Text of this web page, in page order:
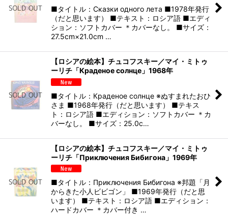
■タイトル：Сказки одного лета ■1978年発行
（だと思います） ■テキスト：ロシア語 ■エディ
ション：ソフトカバー ＊カバーなし。 ■サイズ：
27.5cm×21.0cm …
【ロシアの絵本】チュコフスキー／マイ・ミトゥ
ーリチ「Краденое солнце」1968年
■タイトル：Краденое солнце ※ぬすまれたおひ
さま ■1968年発行（だと思います） ■テキス
ト：ロシア語 ■エディション：ソフトカバー ＊カ
バーなし。 ■サイズ：25.0c…
【ロシアの絵本】チュコフスキー／マイ・ミトゥ
ーリチ「Приключения Бибигона」1969年
■タイトル：Приключения Бибигона ※邦題「月
からきた小人ビビゴン」 ■1969年発行（だと思
います） ■テキスト：ロシア語 ■エディション：
ハードカバー ＊カバー付き …